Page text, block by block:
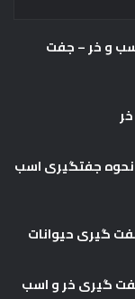
و خر – جفت
جفتگیری اسب
گیری حیوانات
گیری خر و اسب